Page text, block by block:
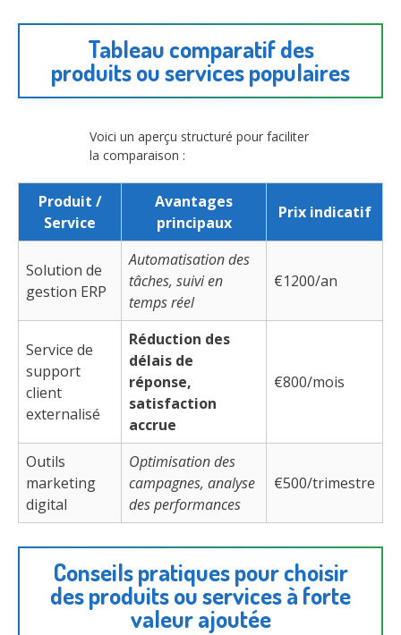
Tableau comparatif des
produits ou services populaires
Voici un aperçu structuré pour faciliter
la comparaison :
Produit /
Service
Avantages
principaux
Prix indicatif
Solution de
gestion ERP
Automatisation des
tâches, suivi en
temps réel
€1200/an
Service de
support
client
externalisé
Réduction des
délais de
réponse,
satisfaction
accrue
€800/mois
Outils
marketing
digital
Optimisation des
campagnes, analyse
des performances
€500/trimestre
Conseils pratiques pour choisir
des produits ou services à forte
valeur ajoutée